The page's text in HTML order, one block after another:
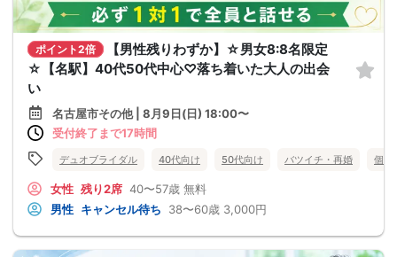
ポイント2倍
【男性残りわずか】☆男女8:8名限定
☆【名駅】40代50代中心♡落ち着いた大人の出会
い
名古屋市その他 | 8月9日(日) 18:00〜
受付終了まで17時間
デュオブライダル 40代向け 50代向け バツイチ・再婚 個室
女性 残り2席 40〜57歳 無料
男性 キャンセル待ち 38〜60歳 3,000円